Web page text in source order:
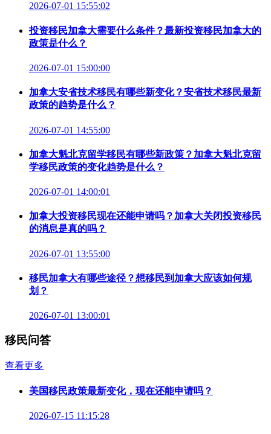
2026-07-01 15:55:02
投资移民加拿大需要什么条件？最新投资移民加拿大的
政策是什么？
2026-07-01 15:00:00
加拿大安省技术移民有哪些新变化？安省技术移民最新
政策的趋势是什么？
2026-07-01 14:55:00
加拿大魁北克留学移民有哪些新政策？加拿大魁北克留
学移民政策的变化趋势是什么？
2026-07-01 14:00:01
加拿大投资移民现在还能申请吗？加拿大关闭投资移民
的消息是真的吗？
2026-07-01 13:55:00
移民加拿大有哪些途径？想移民到加拿大应该如何规
划？
2026-07-01 13:00:01
移民问答
查看更多
美国移民政策最新变化，现在还能申请吗？
2026-07-15 11:15:28